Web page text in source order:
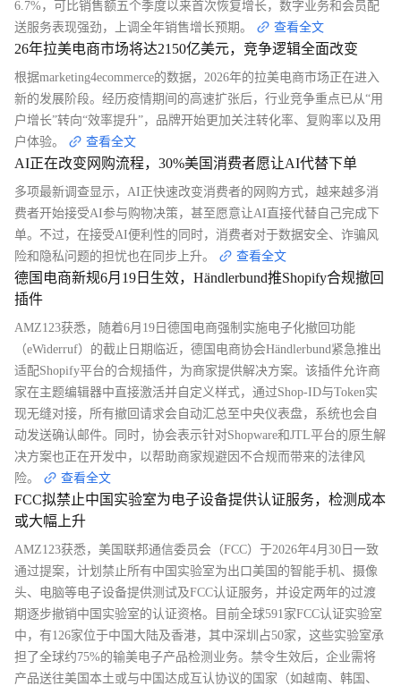
6.7%，可比销售额五个季度以来首次恢复增长，数字业务和会员配
送服务表现强劲，上调全年销售增长预期。
查看全文
26年拉美电商市场将达2150亿美元，竞争逻辑全面改变
根据marketing4ecommerce的数据，2026年的拉美电商市场正在进入
新的发展阶段。经历疫情期间的高速扩张后，行业竞争重点已从“用
户增长”转向“效率提升”，品牌开始更加关注转化率、复购率以及用
户体验。
查看全文
AI正在改变网购流程，30%美国消费者愿让AI代替下单
多项最新调查显示，AI正快速改变消费者的网购方式，越来越多消
费者开始接受AI参与购物决策，甚至愿意让AI直接代替自己完成下
单。不过，在接受AI便利性的同时，消费者对于数据安全、诈骗风
险和隐私问题的担忧也在同步上升。
查看全文
德国电商新规6月19日生效，Händlerbund推Shopify合规撤回
插件
AMZ123获悉，随着6月19日德国电商强制实施电子化撤回功能
（eWiderruf）的截止日期临近，德国电商协会Händlerbund紧急推出
适配Shopify平台的合规插件，为商家提供解决方案。该插件允许商
家在主题编辑器中直接激活并自定义样式，通过Shop-ID与Token实
现无缝对接，所有撤回请求会自动汇总至中央仪表盘，系统也会自
动发送确认邮件。同时，协会表示针对Shopware和JTL平台的原生解
决方案也正在开发中，以帮助商家规避因不合规而带来的法律风
险。
查看全文
FCC拟禁止中国实验室为电子设备提供认证服务，检测成本
或大幅上升
AMZ123获悉，美国联邦通信委员会（FCC）于2026年4月30日一致
通过提案，计划禁止所有中国实验室为出口美国的智能手机、摄像
头、电脑等电子设备提供测试及FCC认证服务，并设定两年的过渡
期逐步撤销中国实验室的认证资格。目前全球591家FCC认证实验室
中，有126家位于中国大陆及香港，其中深圳占50家，这些实验室承
担了全球约75%的输美电子产品检测业务。禁令生效后，企业需将
产品送往美国本土或与中国达成互认协议的国家（如越南、韩国、